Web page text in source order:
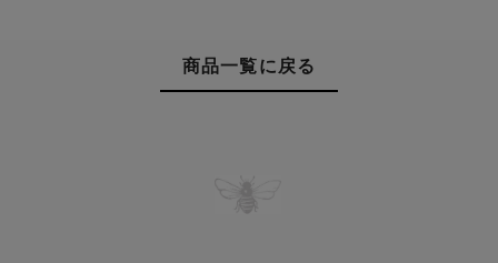
商品一覧に戻る